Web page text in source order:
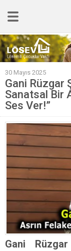
GÜNCEL
POLİTİKA
Polis & Adliye
SPOR
YAZARLAR
Sağlık & Yaşam
Kültür & Sanat
EĞİTİM
Müzik & Magazin
30 Mayıs 2025
Gani Rüzgar
Sanatsal Bir
Ses Ver!”
Gani